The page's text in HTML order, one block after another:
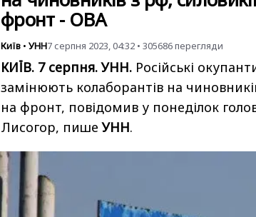
фронт - ОВА
Київ • УНН7 серпня 2023, 04:32 • 305686перегляди
КИЇВ. 7 серпня. УНН. Російські
замінюють колаборантів на
на фронт, повідомив у понеділок
Лисогор, пишеУНН.